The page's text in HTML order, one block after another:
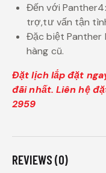
Đến với
trợ,tư vấn tận
Đặc biệt Panther
hàng cũ.
Đặt lịch lắp đặt
đãi nhất. Liên hệ
2959
REVIEWS (0)